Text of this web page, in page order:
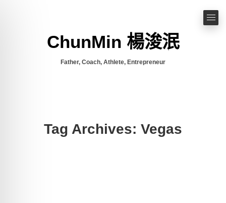
ChunMin 楊浚泯
Father, Coach, Athlete, Entrepreneur
Tag Archives: Vegas